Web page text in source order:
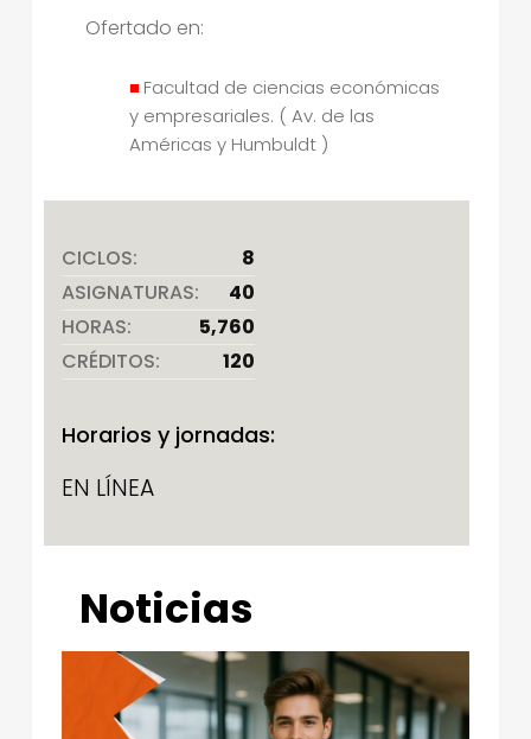
Ofertado en:
Facultad de ciencias económicas
y empresariales. ( Av. de las
Américas y Humbuldt )
CICLOS:
8
ASIGNATURAS:
40
HORAS:
5,760
CRÉDITOS:
120
Horarios y jornadas:
EN LÍNEA
Noticias